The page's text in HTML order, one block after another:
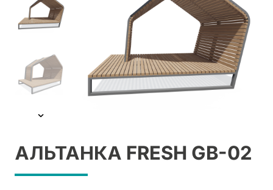
АЛЬТАНКА FRESH GB-02